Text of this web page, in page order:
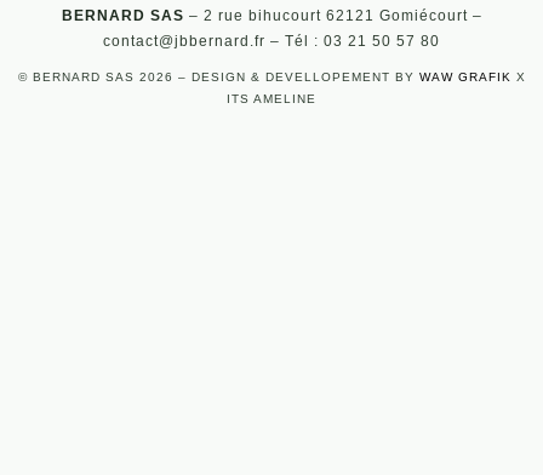
BERNARD SAS – 2 rue bihucourt 62121 Gomiécourt –
contact@jbbernard.fr – Tél : 03 21 50 57 80
© BERNARD SAS 2026 – DESIGN & DEVELLOPEMENT BY WAW GRAFIK X
ITS AMELINE